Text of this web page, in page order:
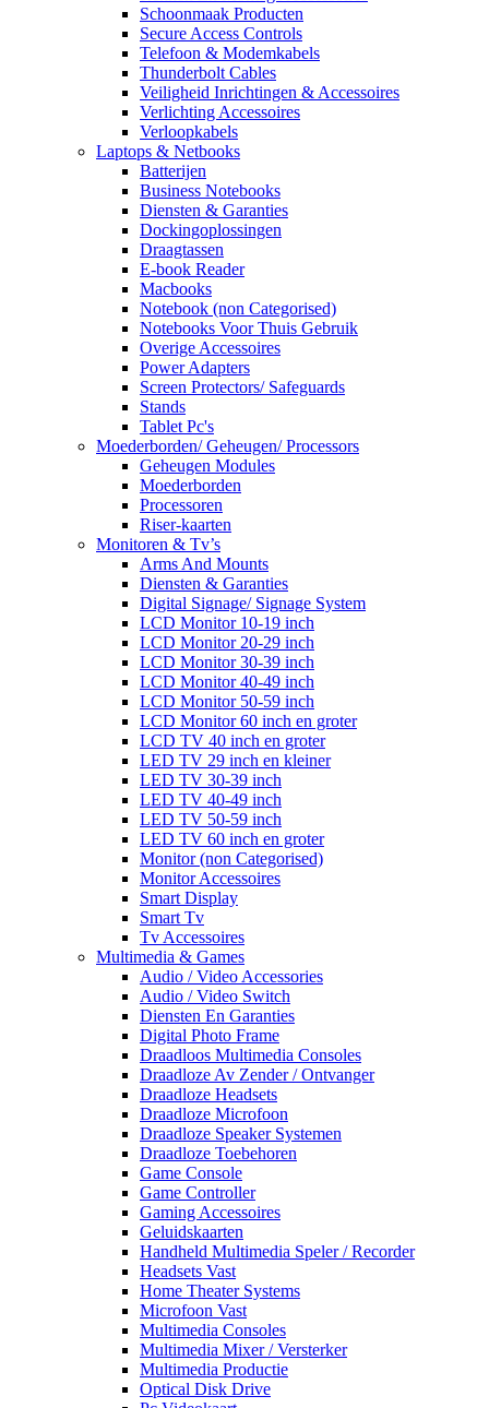
Schoonmaak Producten
Secure Access Controls
Telefoon & Modemkabels
Thunderbolt Cables
Veiligheid Inrichtingen & Accessoires
Verlichting Accessoires
Verloopkabels
Laptops & Netbooks
Batterijen
Business Notebooks
Diensten & Garanties
Dockingoplossingen
Draagtassen
E-book Reader
Macbooks
Notebook (non Categorised)
Notebooks Voor Thuis Gebruik
Overige Accessoires
Power Adapters
Screen Protectors/ Safeguards
Stands
Tablet Pc's
Moederborden/ Geheugen/ Processors
Geheugen Modules
Moederborden
Processoren
Riser-kaarten
Monitoren & Tv’s
Arms And Mounts
Diensten & Garanties
Digital Signage/ Signage System
LCD Monitor 10-19 inch
LCD Monitor 20-29 inch
LCD Monitor 30-39 inch
LCD Monitor 40-49 inch
LCD Monitor 50-59 inch
LCD Monitor 60 inch en groter
LCD TV 40 inch en groter
LED TV 29 inch en kleiner
LED TV 30-39 inch
LED TV 40-49 inch
LED TV 50-59 inch
LED TV 60 inch en groter
Monitor (non Categorised)
Monitor Accessoires
Smart Display
Smart Tv
Tv Accessoires
Multimedia & Games
Audio / Video Accessories
Audio / Video Switch
Diensten En Garanties
Digital Photo Frame
Draadloos Multimedia Consoles
Draadloze Av Zender / Ontvanger
Draadloze Headsets
Draadloze Microfoon
Draadloze Speaker Systemen
Draadloze Toebehoren
Game Console
Game Controller
Gaming Accessoires
Geluidskaarten
Handheld Multimedia Speler / Recorder
Headsets Vast
Home Theater Systems
Microfoon Vast
Multimedia Consoles
Multimedia Mixer / Versterker
Multimedia Productie
Optical Disk Drive